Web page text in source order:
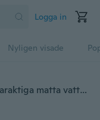
Logga in
Nyligen visade
16 färger Nya dubbeländade nakna varaktiga matta vattentäta Lipliner- och läppstiftpennor